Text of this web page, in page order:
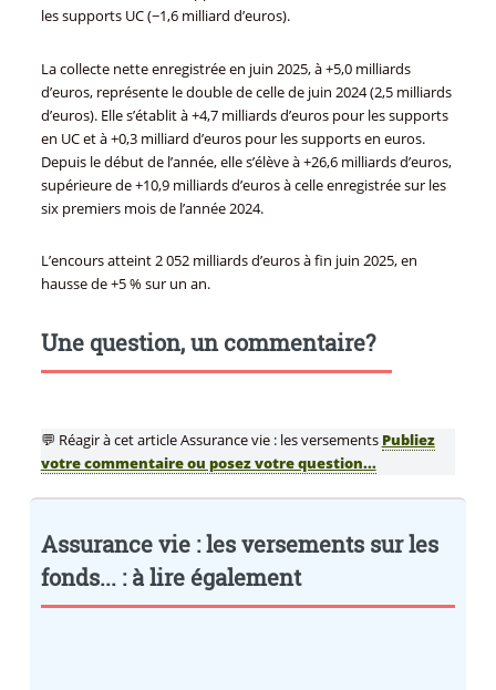
les supports UC (−1,6 milliard d’euros).
La collecte nette enregistrée en juin 2025, à +5,0 milliards
d’euros, représente le double de celle de juin 2024 (2,5 milliards
d’euros). Elle s’établit à +4,7 milliards d’euros pour les supports
en UC et à +0,3 milliard d’euros pour les supports en euros.
Depuis le début de l’année, elle s’élève à +26,6 milliards d’euros,
supérieure de +10,9 milliards d’euros à celle enregistrée sur les
six premiers mois de l’année 2024.
L’encours atteint 2 052 milliards d’euros à fin juin 2025, en
hausse de +5 % sur un an.
Une question, un commentaire?
💬 Réagir à cet article Assurance vie : les versements Publiez
votre commentaire ou posez votre question...
Assurance vie : les versements sur les
fonds... : à lire également